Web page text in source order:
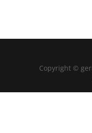
Copyright ©